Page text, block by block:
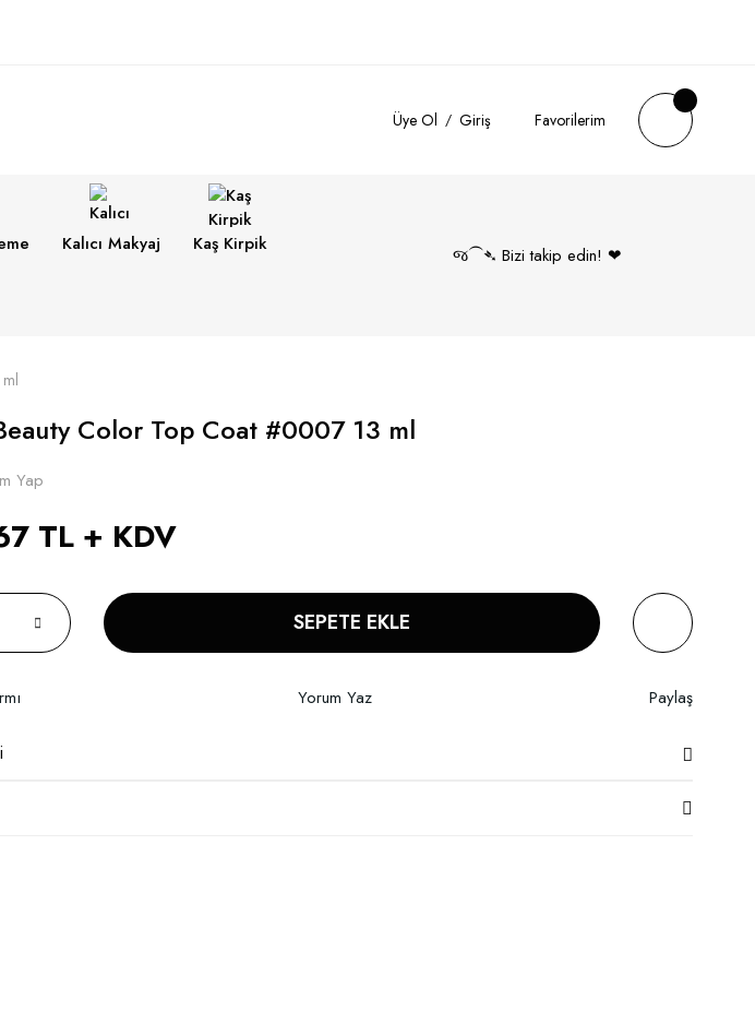
Üye Ol Giriş Favorilerim
Kalıcı Makyaj Kaş Kirpik જ⁀➴ Bizi takip edin! ❤︎
Color Top Coat #0007 13 ml
Yap
TL + KDV
SEPETE EKLE
Yorum Yaz Paylaş